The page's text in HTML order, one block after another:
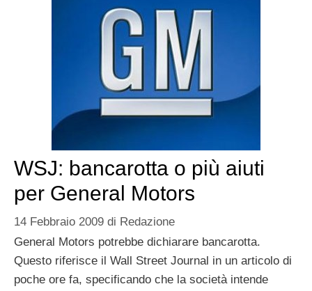
WSJ: bancarotta o più aiuti
per General Motors
14 Febbraio 2009 di Redazione
General Motors potrebbe dichiarare bancarotta.
Questo riferisce il Wall Street Journal in un articolo di
poche ore fa, specificando che la società intende